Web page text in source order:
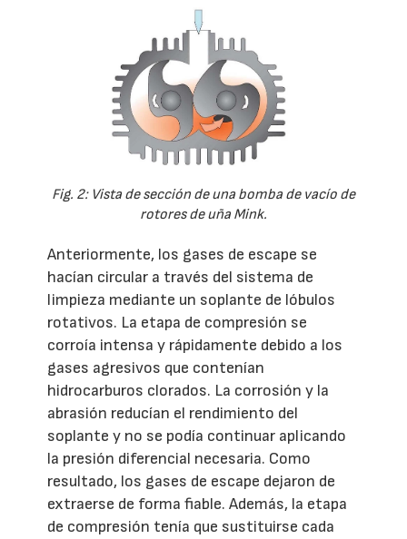
Fig. 2: Vista de sección de una bomba de vacío de
rotores de uña Mink.
Anteriormente, los gases de escape se
hacían circular a través del sistema de
limpieza mediante un soplante de lóbulos
rotativos. La etapa de compresión se
corroía intensa y rápidamente debido a los
gases agresivos que contenían
hidrocarburos clorados. La corrosión y la
abrasión reducían el rendimiento del
soplante y no se podía continuar aplicando
la presión diferencial necesaria. Como
resultado, los gases de escape dejaron de
extraerse de forma fiable. Además, la etapa
de compresión tenía que sustituirse cada